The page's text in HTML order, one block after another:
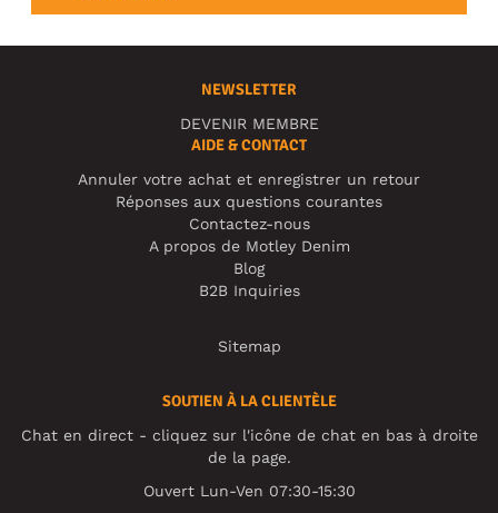
NEWSLETTER
DEVENIR MEMBRE
AIDE & CONTACT
Annuler votre achat et enregistrer un retour
Réponses aux questions courantes
Contactez-nous
A propos de Motley Denim
Blog
B2B Inquiries
Sitemap
SOUTIEN À LA CLIENTÈLE
Chat en direct - cliquez sur l'icône de chat en bas à droite
de la page.
Ouvert Lun-Ven 07:30-15:30